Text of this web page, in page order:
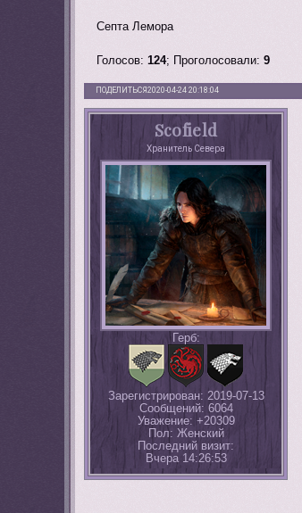
Септа Лемора
Голосов:124; Проголосовали:9
ПОДЕЛИТЬСЯ2020-04-24 20:18:04
Scofield
Хранитель Севера
Герб:
Зарегистрирован: 2019-07-13
Сообщений: 6064
Уважение: +20309
Пол: Женский
Последний визит:
Вчера 14:26:53